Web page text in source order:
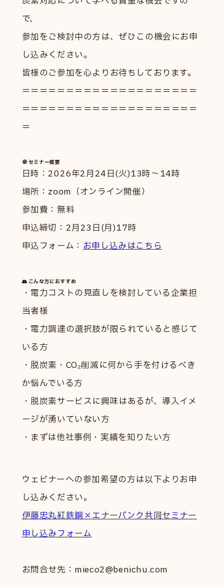
で、
参加をご検討中の方は、ぜひこの機会にお申
し込みください。
皆様のご参加を心よりお待ちしております。
＝＝＝＝＝＝＝＝＝＝＝＝＝＝＝＝＝＝＝＝
＝＝＝＝＝＝＝＝＝＝＝＝＝＝＝＝＝＝＝＝
＝
🧭 セミナー概要
日時：2026年2月24日(火)13時～14時
場所：zoom（オンライン開催）
参加費：無料
申込締切：2月23日(月)17時
申込フォーム：お申し込みはこちら
👥 こんな方におすすめ
・電力コストの見直しを検討している企業担
当者様
・電力調達の選択肢が限られていると感じて
いる方
・脱炭素・CO₂削減に何から手を付けるべき
か悩んでいる方
・脱炭素サービスに興味はあるが、導入イメ
ージが湧いていない方
・まずは他社事例・実績を知りたい方
ウェビナーへの参加希望の方は以下よりお申
し込みください。
伊藤忠丸紅鉄鋼×エナーバンク共同セミナー
申し込みフォーム
お問合せ先： mieco2@benichu.com